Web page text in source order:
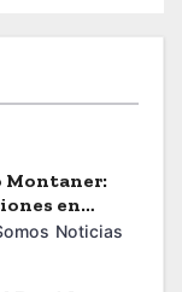
Montaner:
en
Noticias